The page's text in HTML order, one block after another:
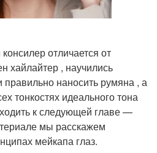
отличается от
хайлайтер , научились
правильно наносить румяна , а
тонкостях идеального тона
к следующей главе —
мы расскажем
мейкапа глаз.